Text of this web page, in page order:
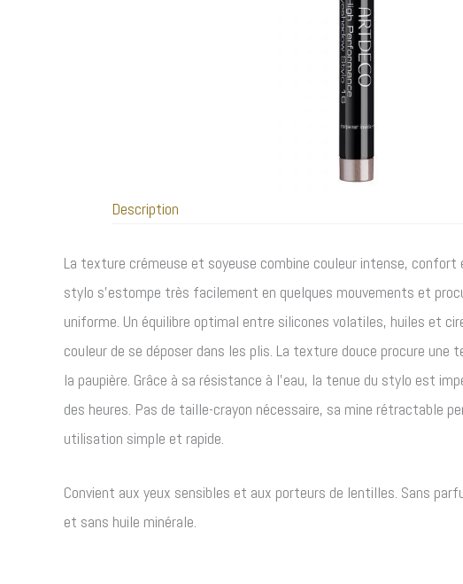
Description
La texture crémeuse et soyeuse combine couleur intense, confort
stylo s’estompe très facilement en quelques mouvements et
uniforme. Un équilibre optimal entre silicones volatiles, huiles et
couleur de se déposer dans les plis. La texture douce procure une
la paupière. Grâce à sa résistance à l’eau, la tenue du stylo est
des heures. Pas de taille-crayon nécessaire, sa mine rétractable
utilisation simple et rapide.
Convient aux yeux sensibles et aux porteurs de lentilles. Sans
et sans huile minérale.